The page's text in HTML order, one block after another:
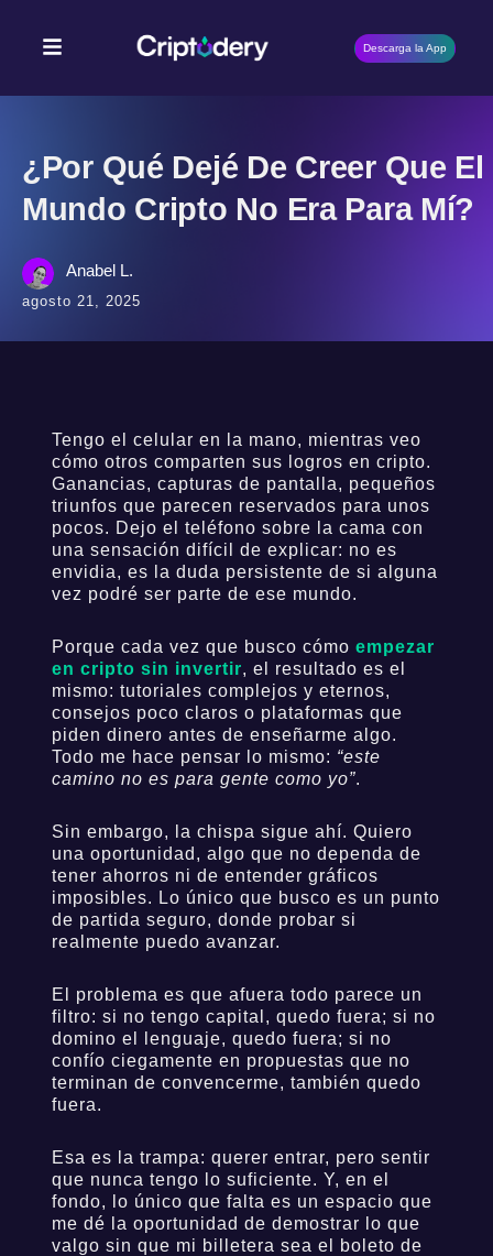
Descarga la App
¿Por Qué Dejé De Creer Que El
Mundo Cripto No Era Para Mí?
Anabel L.
agosto 21, 2025
Tengo el celular en la mano, mientras veo
cómo otros comparten sus logros en cripto.
Ganancias, capturas de pantalla, pequeños
triunfos que parecen reservados para unos
pocos. Dejo el teléfono sobre la cama con
una sensación difícil de explicar: no es
envidia, es la duda persistente de si alguna
vez podré ser parte de ese mundo.
Porque cada vez que busco cómo empezar
en cripto sin invertir, el resultado es el
mismo: tutoriales complejos y eternos,
consejos poco claros o plataformas que
piden dinero antes de enseñarme algo.
Todo me hace pensar lo mismo: “este
camino no es para gente como yo”.
Sin embargo, la chispa sigue ahí. Quiero
una oportunidad, algo que no dependa de
tener ahorros ni de entender gráficos
imposibles. Lo único que busco es un punto
de partida seguro, donde probar si
realmente puedo avanzar.
El problema es que afuera todo parece un
filtro: si no tengo capital, quedo fuera; si no
domino el lenguaje, quedo fuera; si no
confío ciegamente en propuestas que no
terminan de convencerme, también quedo
fuera.
Esa es la trampa: querer entrar, pero sentir
que nunca tengo lo suficiente. Y, en el
fondo, lo único que falta es un espacio que
me dé la oportunidad de demostrar lo que
valgo sin que mi billetera sea el boleto de